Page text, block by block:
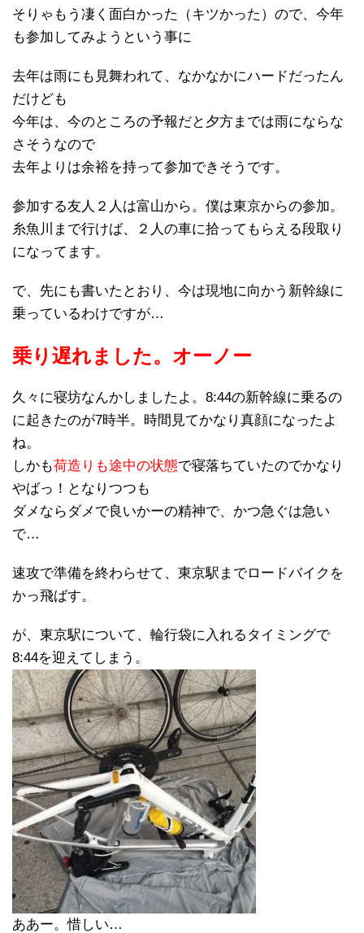
そりゃもう凄く面白かった（キツかった）ので、今年
も参加してみようという事に
去年は雨にも見舞われて、なかなかにハードだったん
だけども
今年は、今のところの予報だと夕方までは雨にならな
さそうなので
去年よりは余裕を持って参加できそうです。
参加する友人２人は富山から。僕は東京からの参加。
糸魚川まで行けば、２人の車に拾ってもらえる段取り
になってます。
で、先にも書いたとおり、今は現地に向かう新幹線に
乗っているわけですが…
乗り遅れました。オーノー
久々に寝坊なんかしましたよ。8:44の新幹線に乗るの
に起きたのが7時半。時間見てかなり真顔になったよ
ね。
しかも荷造りも途中の状態で寝落ちていたのでかなり
やばっ！となりつつも
ダメならダメで良いかーの精神で、かつ急ぐは急い
で…
速攻で準備を終わらせて、東京駅までロードバイクを
かっ飛ばす。
が、東京駅について、輪行袋に入れるタイミングで
8:44を迎えてしまう。
ああー。惜しい…